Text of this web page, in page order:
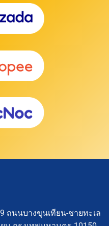
ถนนบางขุนเทียน-ชายทะเล